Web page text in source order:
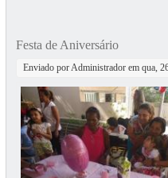
Festa de Aniversário
Enviado porAdministrador em qua,